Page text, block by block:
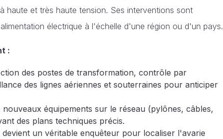
haute et très haute tension. Ses interventions sont
électrique à l'échelle d'une région ou d'un pays.
:
des postes de transformation, contrôle par
des lignes aériennes et souterraines pour anticiper
nouveaux équipements sur le réseau (pylônes, câbles,
des plans techniques précis.
devient un véritable enquêteur pour localiser l'avarie